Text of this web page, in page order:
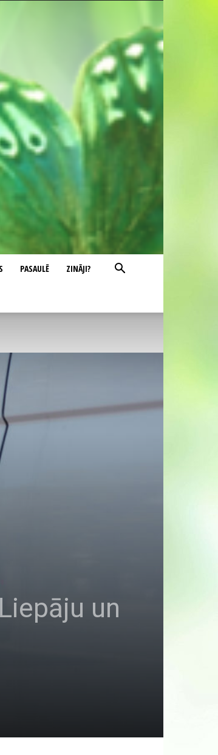
PASAULĒ ZINĀJI?
un